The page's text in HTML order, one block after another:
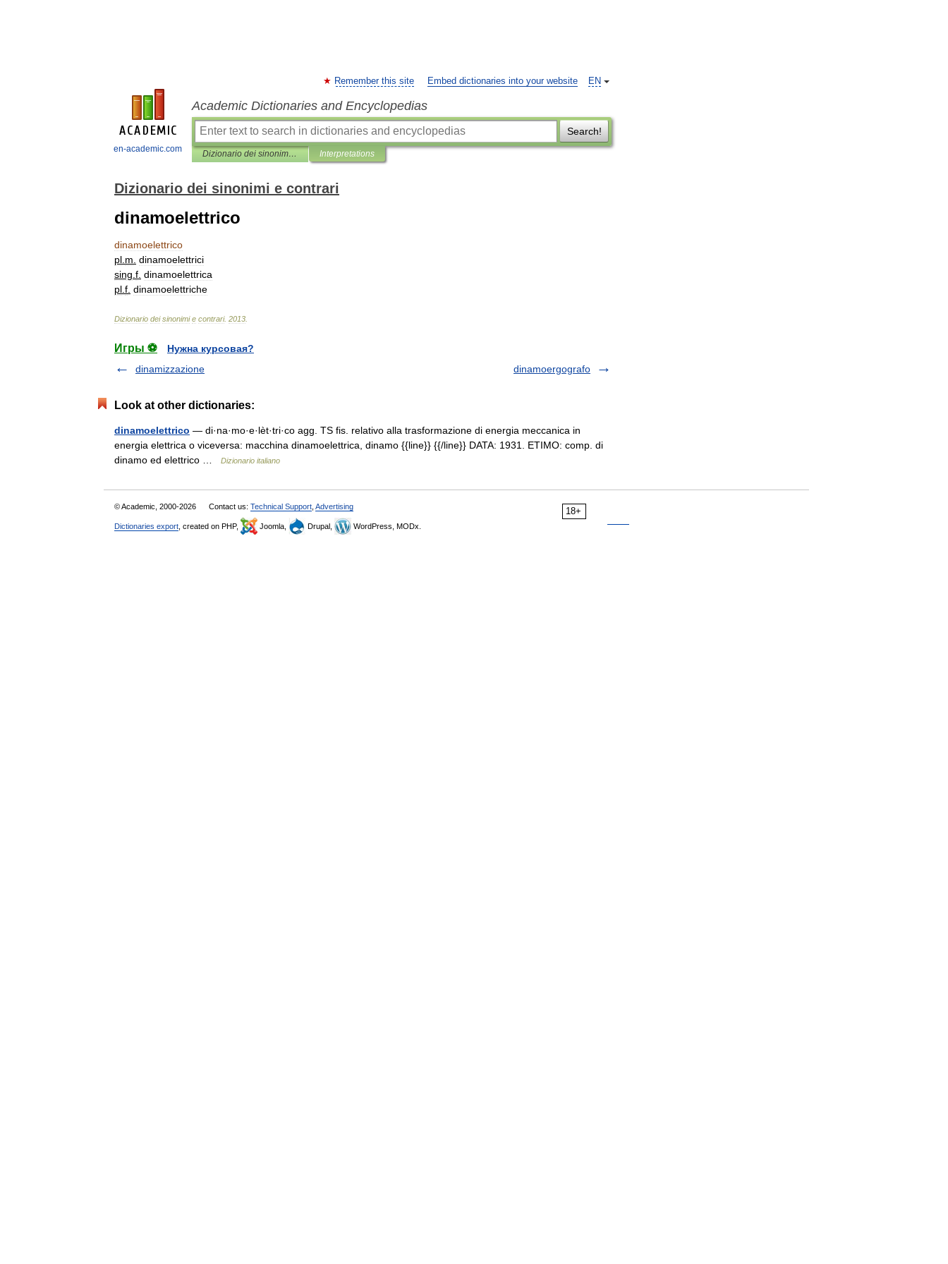
en-academic.com
EN
Remember this site Embed dictionaries into your website
Academic Dictionaries and Encyclopedias
Search!
Dizionario dei sinonimi e contrari Interpretations
Dizionario dei sinonimi e contrari
dinamoelettrico
dinamoelettrico
pl m dinamoelettrici
sing f dinamoelettrica
pl f dinamoelettriche
Dizionario dei sinonimi e contrari. 2013
Игры ⚽
Нужна курсовая?
dinamizzazione
dinamoergografo
Look at other dictionaries:
dinamoelettrico — di·na·mo·e·lèt·tri·co agg. TS fis. relativo alla trasformazione di energia meccanica in
energia elettrica o viceversa: macchina dinamoelettrica, dinamo {{line}} {{/line}} DATA: 1931. ETIMO: comp. di
dinamo ed elettrico …
Dizionario italiano
18+
© Academic, 2000-2026 Contact us: Technical Support Advertising
Dictionaries export , created on PHP, Joomla, Drupal, WordPress, MODx.